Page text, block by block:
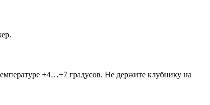
+4…+7 градусов. Не держите клубнику на